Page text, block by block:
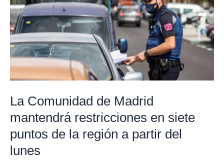
La Comunidad de Madrid
mantendrá restricciones en siete
puntos de la región a partir del
lunes
Madrid
mantendrá
restricciones
en
siete
puntos
la
región
a
partir